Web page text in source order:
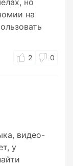
но
на
2 0
видео-
у